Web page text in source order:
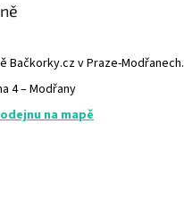
Bačkorky.cz v Praze-Modřanech.
4 – Modřany
na mapě